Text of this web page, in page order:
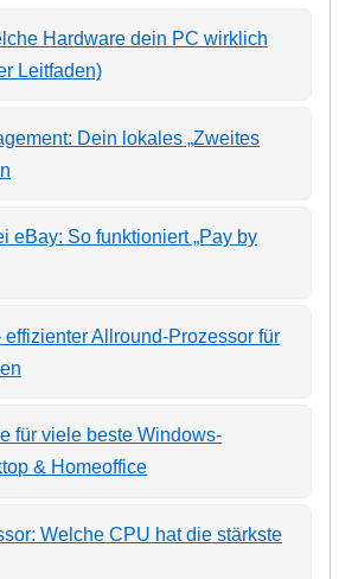
Hardware dein PC wirklich
Leitfaden)
Dein lokales „Zweites
eBay: So funktioniert „Pay by
effizienter Allround-Prozessor für
für viele beste Windows-
& Homeoffice
Welche CPU hat die stärkste